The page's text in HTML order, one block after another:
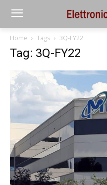
Home Tags 3Q-FY22
Tag: 3Q-FY22